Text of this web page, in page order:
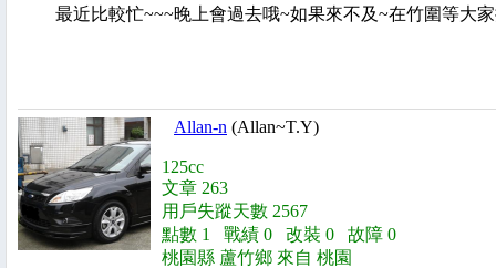
最近比較忙~~~晚上會過去哦~如果來不及~在竹圍等大
Allan-n (Allan~T.Y)
125cc
文章 263
用戶失蹤天數 2567
點數 1 戰績 0 改裝 0 故障 0
桃園縣 蘆竹鄉 來自 桃園